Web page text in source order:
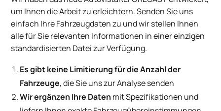
um Ihnen die Arbeit zu erleichtern. Senden Sie uns
einfach Ihre Fahrzeugdaten zu und wir stellen Ihnen
alle für Sie relevanten Informationen in einer einzigen
standardisierten Datei zur Verfügung.
Es gibt keine Limitierung für die Anzahl der
Fahrzeuge, die Sie uns zur Analyse senden
Wir ergänzen Ihre Daten mit Spezifikationen und